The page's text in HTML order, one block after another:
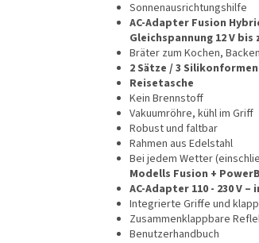
Sonnenausrichtungshilfe
AC-Adapter Fusion
Gleichspannung 12 V bis
Bräter zum Kochen,
2 Sätze / 3
Reisetasche
Kein Brennstoff
Vakuumröhre, kühl im Griff
Robust und faltbar
Rahmen aus Edelstahl
Bei jedem Wetter
Modells Fusion +
AC-Adapter 110 - 230 V
Integrierte Griffe und
Zusammenklappbare
Benutzerhandbuch